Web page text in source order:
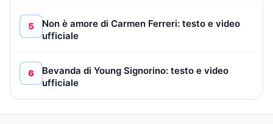
5
Non è amore di Carmen Ferreri: testo e video
ufficiale
6
Bevanda di Young Signorino: testo e video
ufficiale